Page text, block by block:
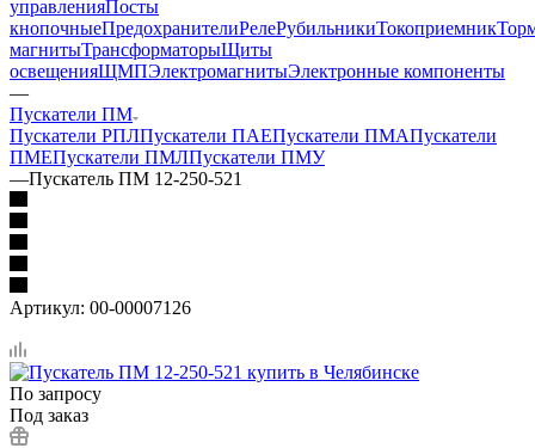
управленияПосты
кнопочныеПредохранителиРелеРубильникиТокоприемник
магнитыТрансформаторыЩиты
освещенияЩМПЭлектромагнитыЭлектронные компоненты
—
Пускатели ПМ
Пускатели РПЛПускатели ПАЕПускатели ПМАПускатели
ПМЕПускатели ПМЛПускатели ПМУ
—Пускатель ПМ 12-250-521
Артикул: 00-00007126
По запросу
Под заказ